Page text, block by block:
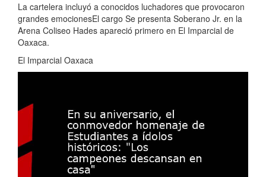
La cartelera incluyó a conocidos luchadores que provocaron
grandes emocionesEl cargo Se presenta Soberano Jr. en la
Arena Coliseo Hades apareció primero en El Imparcial de
Oaxaca.
El Imparcial Oaxaca